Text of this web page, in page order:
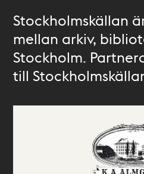
Stockholmskällan
mellan arkiv,
Stockholm.
till